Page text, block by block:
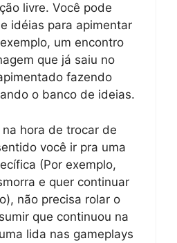
livre. Você pode
idéias para apimentar
um encontro
que já saiu no
fazendo
o banco de ideias.
hora de trocar de
você ir pra uma
(Por exemplo,
e quer continuar
não precisa rolar o
que continuou na
lida nas gameplays